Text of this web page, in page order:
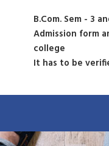
B.Com. Sem - 3
Admission form
college
It has to be